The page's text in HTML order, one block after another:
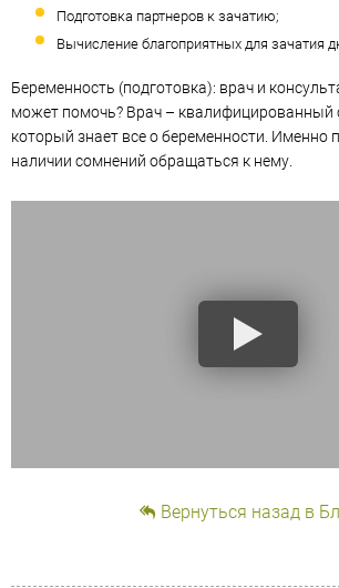
Подготовка партнеров к зачатию;
Вычисление благоприятных для зачатия
Беременность (подготовка): врач и
может помочь? Врач – квалифицированный
который знает все о беременности. Именно
наличии сомнений обращаться к нему.
Вернуться назад в